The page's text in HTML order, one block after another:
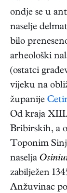
ondje se u
naselje
bilo
arheološki
(ostatci
vijeku na
županije
Od kraja
Bribirskih, a
Toponim
naselja
zabilježen
Anžuvinac